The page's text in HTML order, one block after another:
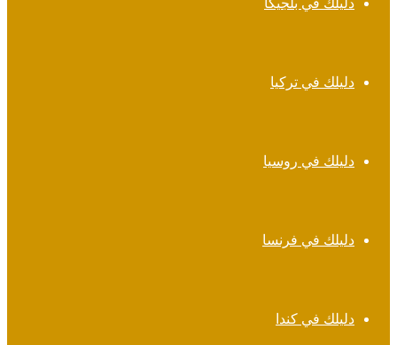
دليلك في بلجيكا
دليلك في تركيا
دليلك في روسيا
دليلك في فرنسا
دليلك في كندا